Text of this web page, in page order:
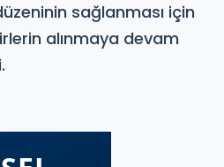
sağlanması için
alınmaya devam